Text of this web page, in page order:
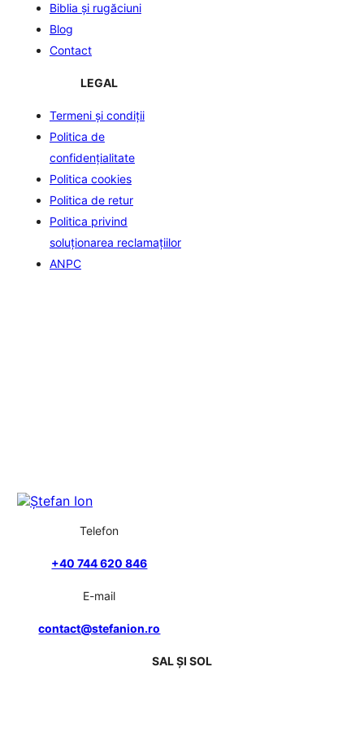
Biblia şi rugăciuni
Blog
Contact
LEGAL
Termeni și condiții
Politica de
confidenţialitate
Politica cookies
Politica de retur
Politica privind
soluționarea reclamațiilor
ANPC
Telefon
+40 744 620 846
E-mail
contact@stefanion.ro
SAL ȘI SOL